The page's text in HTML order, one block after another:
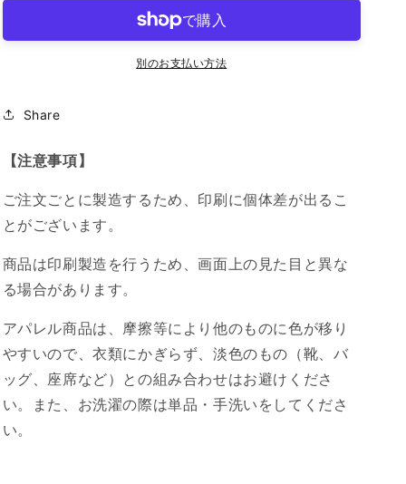
ジ
デ
イ
ン
2025/05/21
22:08
の
数
量
を
減
ら
す
ジ
2025/05/21
22:08
の
量
を
増
や
す
別のお支払い方法
Share
【注意事項】
ご注文ごとに製造するため、印刷に個体差が出るこ
とがございます。
商品は印刷製造を行うため、画面上の見た目と異な
る場合があります。
アパレル商品は、摩擦等により他のものに色が移り
やすいので、衣類にかぎらず、淡色のもの（靴、バ
ッグ、座席など）との組み合わせはお避けくださ
い。また、お洗濯の際は単品・手洗いをしてくださ
い。